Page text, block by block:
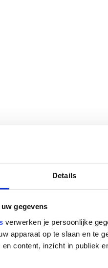
Details
gegevens
verwerken je persoonlijke
apparaat op te slaan en te
en content, inzicht in publiek